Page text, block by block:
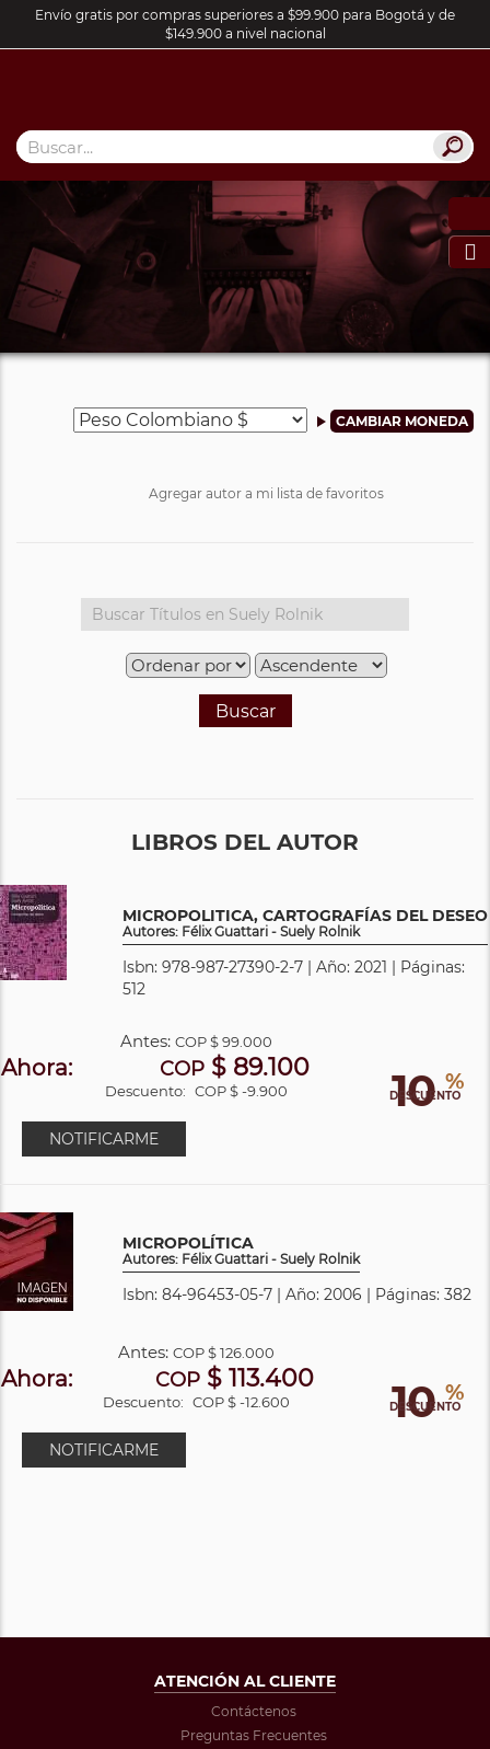
Envío gratis por compras superiores a $99.900 para Bogotá y de
$149.900 a nivel nacional

Agregar autor a mi lista de favoritos
Buscar
LIBROS DEL AUTOR
MICROPOLITICA, CARTOGRAFÍAS DEL DESEO
Autores: Félix Guattari - Suely Rolnik
Isbn: 978-987-27390-2-7 | Año: 2021 | Páginas:
512
10 %
DESCUENTO
Antes: COP$ 99.000
Ahora: COP$ 89.100
Descuento: COP $ -9.900
NOTIFICARME
MICROPOLÍTICA
Autores: Félix Guattari - Suely Rolnik
Isbn: 84-96453-05-7 | Año: 2006 | Páginas: 382
10 %
DESCUENTO
Antes: COP$ 126.000
Ahora: COP$ 113.400
Descuento: COP $ -12.600
NOTIFICARME
ATENCIÓN AL CLIENTE
Contáctenos
Preguntas Frecuentes